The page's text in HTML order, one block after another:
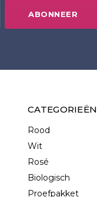
ABONNEER
CATEGORIEËN
Rood
Wit
Rosé
Biologisch
Proefpakket